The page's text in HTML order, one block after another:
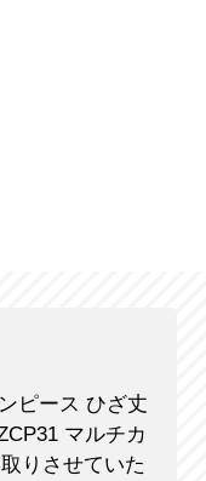
ピース ひざ丈
マルチカ
りさせていた